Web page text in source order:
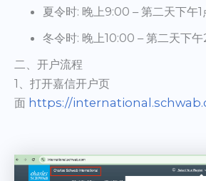
夏令时: 晚上9:00 – 第二天下午1
冬令时: 晚上10:00 – 第二天下午
二、开户流程
1、打开嘉信开户页
面 https://